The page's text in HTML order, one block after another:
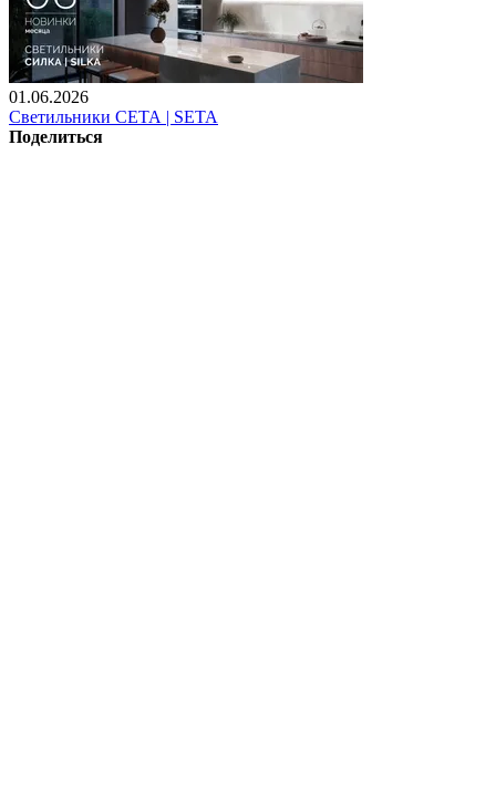
01.06.2026
Светильники СЕТА | SETA
Поделиться